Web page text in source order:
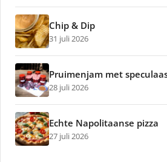
Chip & Dip
31 juli 2026
Pruimenjam met
28 juli 2026
Echte Napolitaanse pizza
27 juli 2026